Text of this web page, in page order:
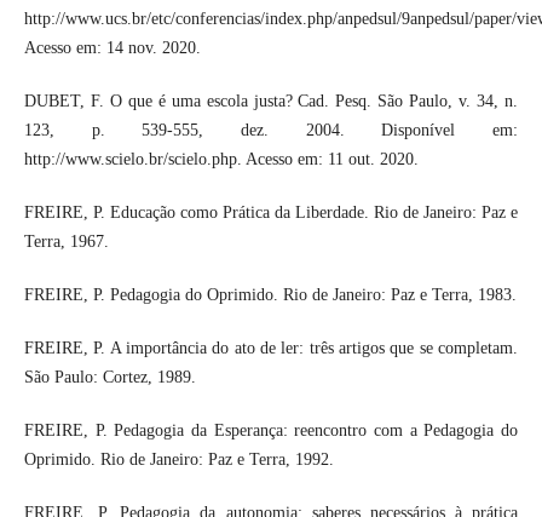
http://www.ucs.br/etc/conferencias/index.php/anpedsul/9anpedsul/paper/
Acesso em: 14 nov. 2020.
DUBET, F. O que é uma escola justa? Cad. Pesq. São Paulo, v. 34, n.
123, p. 539-555, dez. 2004. Disponível em:
http://www.scielo.br/scielo.php. Acesso em: 11 out. 2020.
FREIRE, P. Educação como Prática da Liberdade. Rio de Janeiro: Paz e
Terra, 1967.
FREIRE, P. Pedagogia do Oprimido. Rio de Janeiro: Paz e Terra, 1983.
FREIRE, P. A importância do ato de ler: três artigos que se completam.
São Paulo: Cortez, 1989.
FREIRE, P. Pedagogia da Esperança: reencontro com a Pedagogia do
Oprimido. Rio de Janeiro: Paz e Terra, 1992.
FREIRE, P. Pedagogia da autonomia: saberes necessários à prática